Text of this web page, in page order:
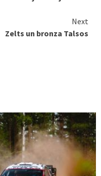
Next
Zelts un bronza Talsos